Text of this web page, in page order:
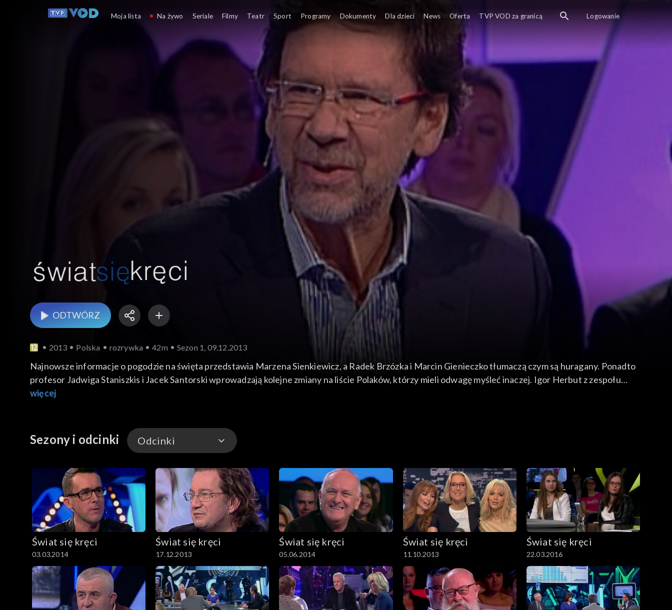
ODTWÓRZ
2013 Polska rozrywka 42m Sezon 1, 09.12.2013
Najnowsze informacje o pogodzie na święta przedstawia Marzena Sienkiewicz, a Radek Brzózka i Marcin Gienieczko tłumaczą czym są huragany. Ponadto
profesor Jadwiga Staniszkis i Jacek Santorski wprowadzają kolejne zmiany na liście Polaków, którzy mieli odwagę myśleć inaczej. Igor Herbut z zespołu
Lemon opowie o popularności grupy.
więcej
Sezony i odcinki Odcinki
Odcinki
Świat się kręci
03.03.2014
Świat się kręci
17.12.2013
Świat się kręci
05.06.2014
Świat się kręci
11.10.2013
Świat się kręci
22.03.2016
Moja lista Na żywo Seriale Filmy Teatr Sport Programy Dokumenty Dla dzieci News Oferta TVP VOD za granicą Logowanie